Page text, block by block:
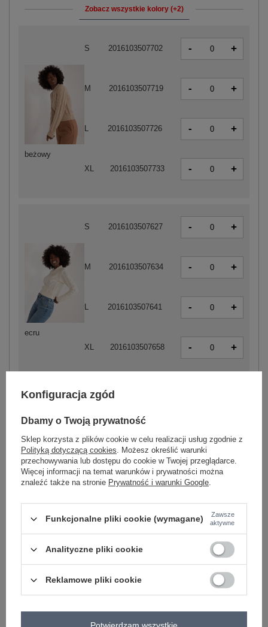
Zobacz wszystkie kolory (+2)
beżowy
S 2016103507702 - +
M 2016103507719 - +
L 2016103507726 - +
XL 2016103507733 - +
ecru
S 2016103507627 - +
M 2016103507634 - +
L 2016103507641 - +
XL 2016103507658 - +
2016103507757 - +
L 2016103507764 -
2016103507771 - +
Zobacz wszystkie kolory (+2)
Konfiguracja zgód
Dbamy o Twoją prywatność
Sklep korzysta z plików cookie w celu realizacji usług zgodnie z
Polityką dotyczącą cookies. Możesz określić warunki
przechowywania lub dostępu do cookie w Twojej przeglądarce.
Więcej informacji na temat warunków i prywatności można
znaleźć także na stronie Prywatność i warunki Google.
Funkcjonalne pliki cookie (wymagane)
Zawsze
aktywne
Analityczne pliki cookie
Reklamowe pliki cookie
Potwierdzam wszystkie